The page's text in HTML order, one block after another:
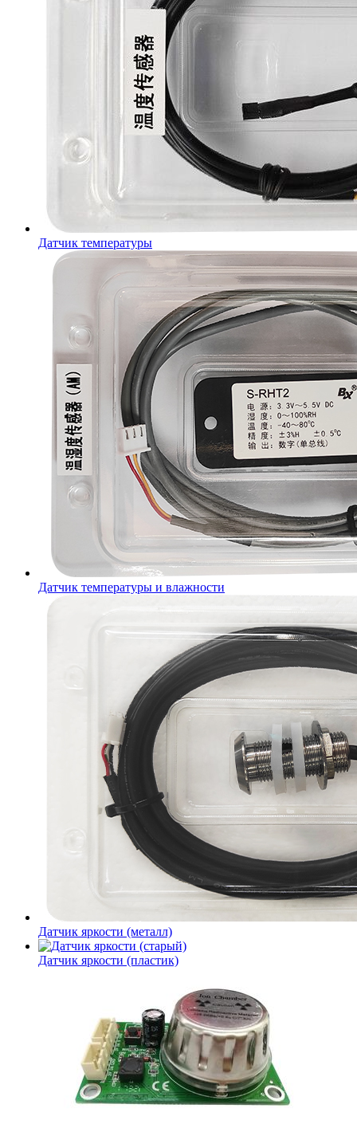
Датчик температуры
Датчик температуры и влажности
Датчик яркости (металл)
Датчик яркости (пластик)